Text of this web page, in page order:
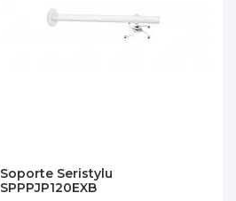
Soporte Seristylu
SPPPJP120EXB